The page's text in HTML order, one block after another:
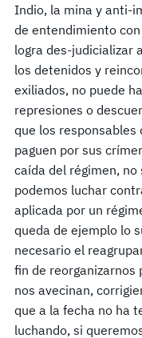
Indio, la mina y anti-
de entendimiento con
logra des-judicializar
los detenidos y
exiliados, no puede
represiones o
que los responsables
paguen por sus
caída del régimen,
podemos luchar
aplicada por un
queda de ejemplo lo
necesario el
fin de reorganizarnos
nos avecinan,
que a la fecha no ha
luchando, si